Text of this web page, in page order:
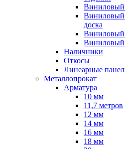
Виниловый
Виниловый
доска
Виниловый
Виниловый
Наличники
Откосы
Линеарные
Металлопрокат
Арматура
10 мм
11,7 метров
12 мм
14 мм
16 мм
18 мм